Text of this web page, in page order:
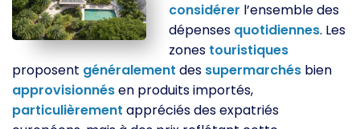
considérer l’ensemble des
dépenses quotidiennes. Les
zones touristiques
proposent généralement des supermarchés bien
approvisionnésen produits importés,
particulièrement appréciés des expatriés